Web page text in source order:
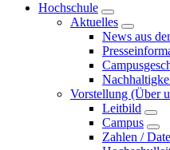
Hochschule
Aktuelles
News aus
Vorstellung (Über
Leitbild
Campus
Zahlen /